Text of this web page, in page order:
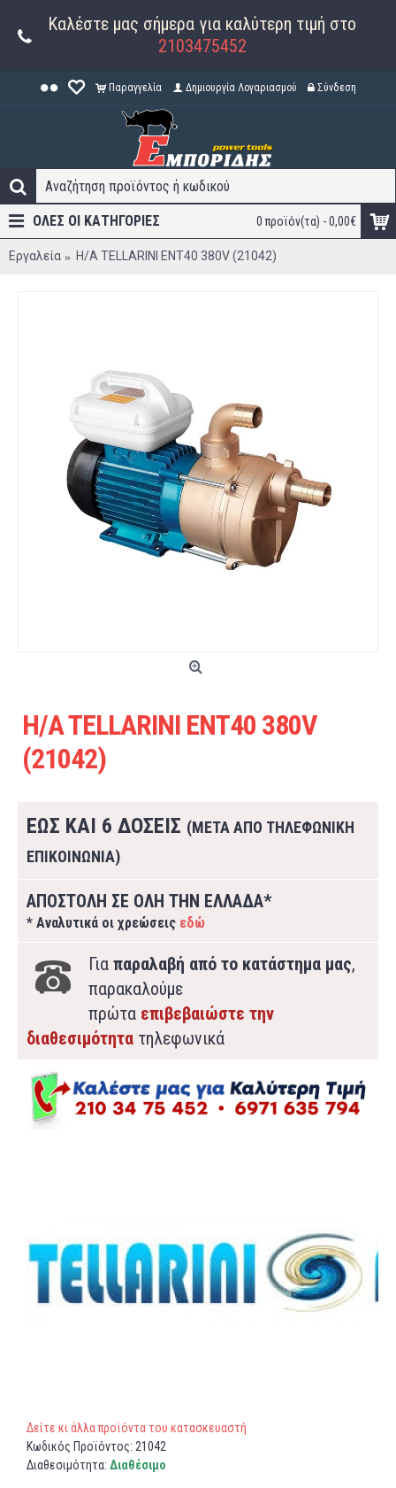
Καλέστε μας σήμερα για καλύτερη τιμή στο
2103475452
Παραγγελία Δημιουργία Λογαριασμού Σύνδεση
0 προϊόν(τα) - 0,00€
ΟΛΕΣ ΟΙ ΚΑΤΗΓΟΡΊΕΣ
Εργαλεία H/A TELLARINI ENT40 380V (21042)
H/A TELLARINI ENT40 380V
(21042)
ΕΩΣ ΚΑΙ 6 ΔΟΣΕΙΣ (ΜΕΤΑ ΑΠΟ ΤΗΛΕΦΩΝΙΚΗ
ΕΠΙΚΟΙΝΩΝΙΑ)
ΑΠΟΣΤΟΛΗ ΣΕ ΟΛΗ ΤΗΝ ΕΛΛΑΔΑ*
* Αναλυτικά οι χρεώσεις εδώ
Για παραλαβή από το κατάστημα μας,
παρακαλούμε
πρώτα επιβεβαιώστε την
διαθεσιμότητα τηλεφωνικά
Δείτε κι άλλα προϊόντα του κατασκευαστή
Κωδικός Προϊόντος: 21042
Διαθεσιμότητα: Διαθέσιμο